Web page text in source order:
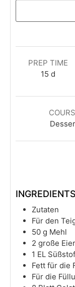
PREP TIME
15 d
INGREDIENTS
Zutaten
Für den
50 g Mehl
2 große Eier
1 EL
Fett für die
Für die